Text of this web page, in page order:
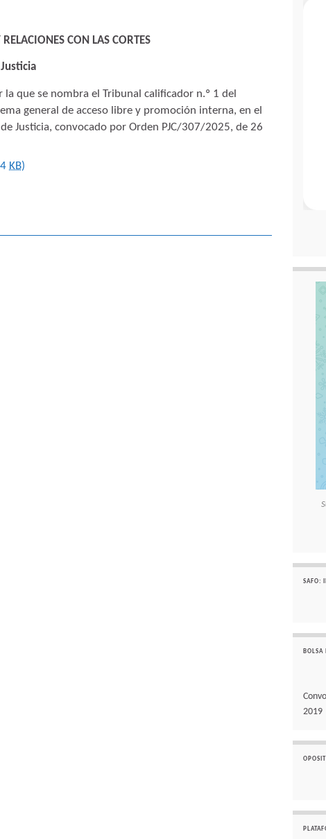
CON LAS CORTES
que se nombra el Tribunal calificador n.º 1 del
general de acceso libre y promoción interna, en el
Justicia, convocado por Orden PJC/307/2025, de 26
KB)
SAFO:
BOLSA
2019